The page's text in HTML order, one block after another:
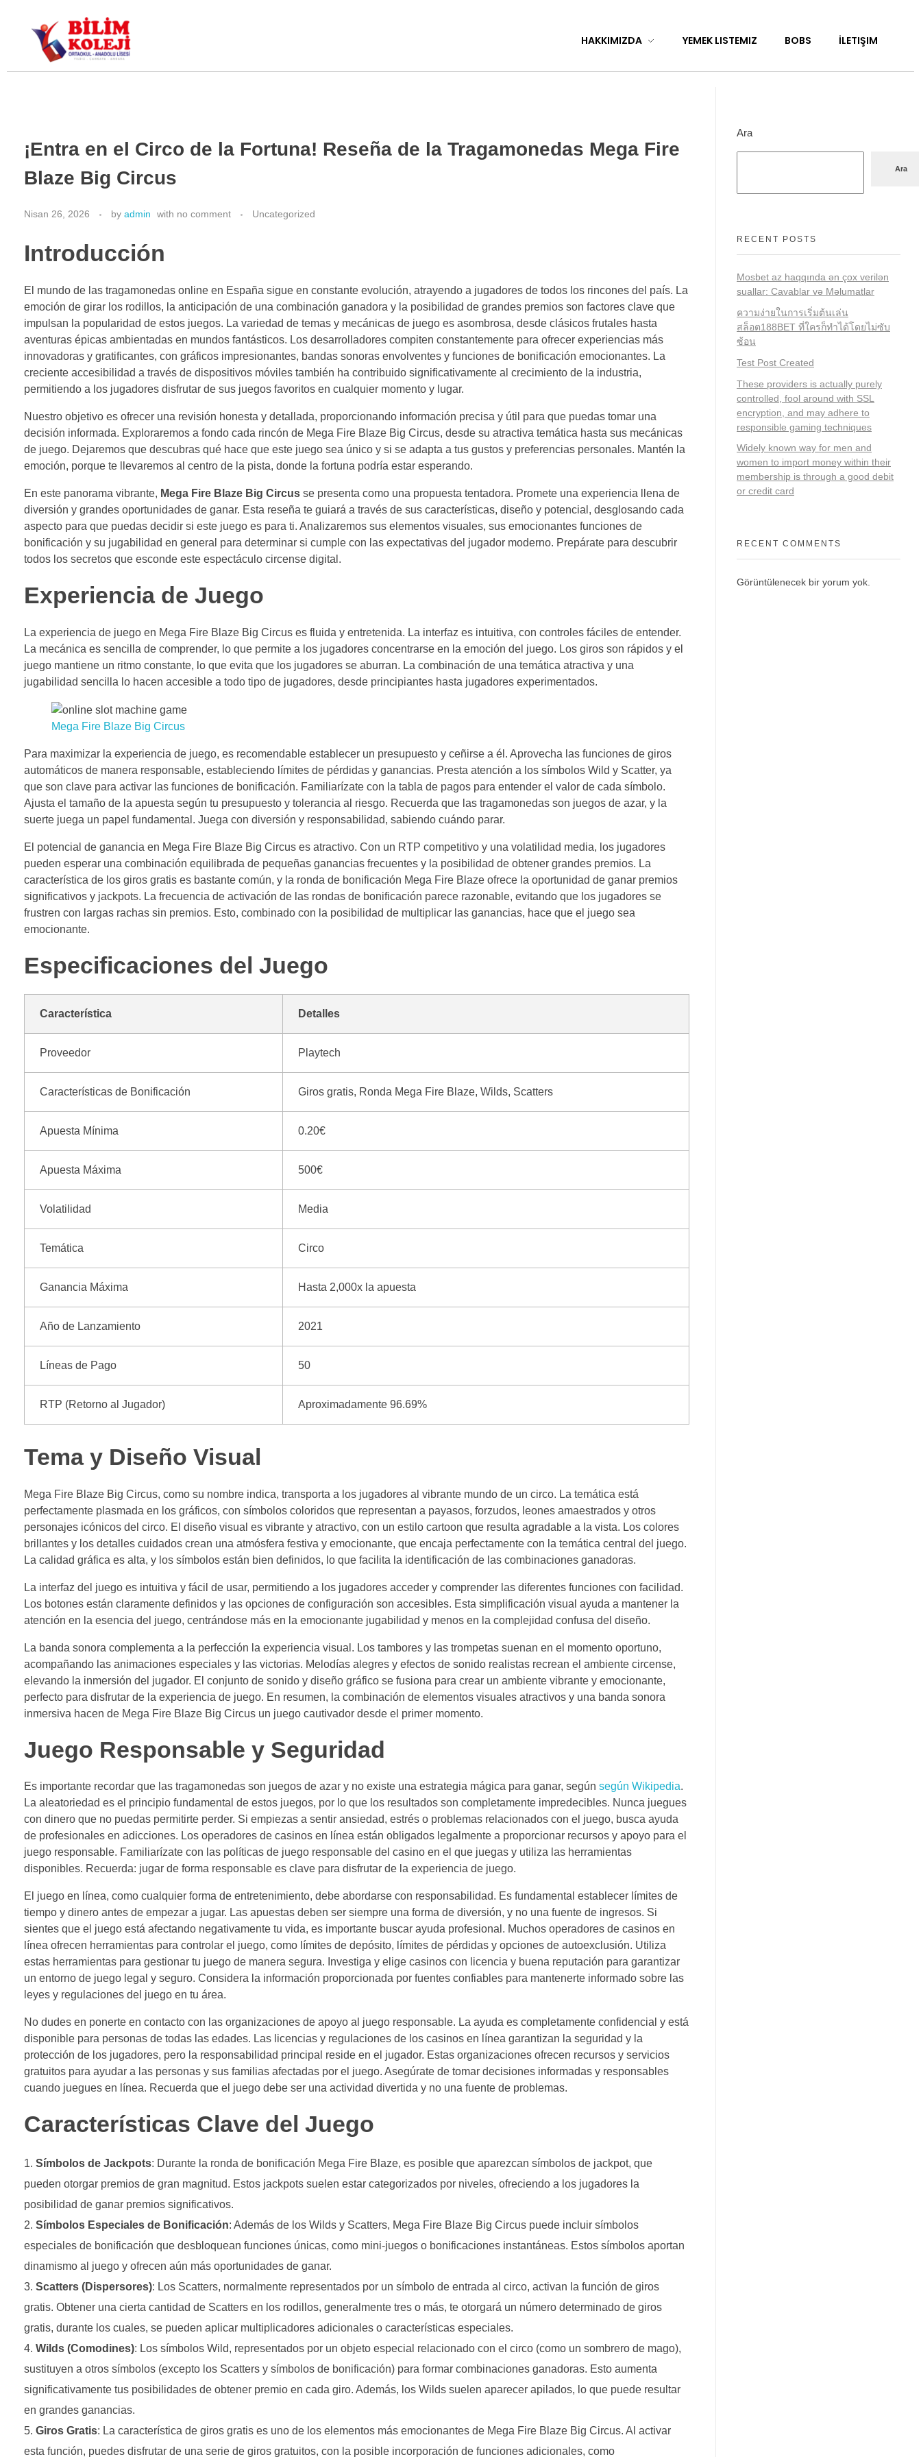
Bilim Koleji
HAKKIMIZDA YEMEK LISTEMIZ BOBS İLETIŞIM
¡Entra en el Circo de la Fortuna! Reseña de la Tragamonedas Mega Fire
Blaze Big Circus
Nisan 26, 2026 by admin with no comment Uncategorized
Introducción
El mundo de las tragamonedas online en España sigue en constante evolución, atrayendo a jugadores de todos los rincones del país. La
emoción de girar los rodillos, la anticipación de una combinación ganadora y la posibilidad de grandes premios son factores clave que
impulsan la popularidad de estos juegos. La variedad de temas y mecánicas de juego es asombrosa, desde clásicos frutales hasta
aventuras épicas ambientadas en mundos fantásticos. Los desarrolladores compiten constantemente para ofrecer experiencias más
innovadoras y gratificantes, con gráficos impresionantes, bandas sonoras envolventes y funciones de bonificación emocionantes. La
creciente accesibilidad a través de dispositivos móviles también ha contribuido significativamente al crecimiento de la industria,
permitiendo a los jugadores disfrutar de sus juegos favoritos en cualquier momento y lugar.
Nuestro objetivo es ofrecer una revisión honesta y detallada, proporcionando información precisa y útil para que puedas tomar una
decisión informada. Exploraremos a fondo cada rincón de Mega Fire Blaze Big Circus, desde su atractiva temática hasta sus mecánicas
de juego. Dejaremos que descubras qué hace que este juego sea único y si se adapta a tus gustos y preferencias personales. Mantén la
emoción, porque te llevaremos al centro de la pista, donde la fortuna podría estar esperando.
En este panorama vibrante, Mega Fire Blaze Big Circus se presenta como una propuesta tentadora. Promete una experiencia llena de
diversión y grandes oportunidades de ganar. Esta reseña te guiará a través de sus características, diseño y potencial, desglosando cada
aspecto para que puedas decidir si este juego es para ti. Analizaremos sus elementos visuales, sus emocionantes funciones de
bonificación y su jugabilidad en general para determinar si cumple con las expectativas del jugador moderno. Prepárate para descubrir
todos los secretos que esconde este espectáculo circense digital.
Experiencia de Juego
La experiencia de juego en Mega Fire Blaze Big Circus es fluida y entretenida. La interfaz es intuitiva, con controles fáciles de entender.
La mecánica es sencilla de comprender, lo que permite a los jugadores concentrarse en la emoción del juego. Los giros son rápidos y el
juego mantiene un ritmo constante, lo que evita que los jugadores se aburran. La combinación de una temática atractiva y una
jugabilidad sencilla lo hacen accesible a todo tipo de jugadores, desde principiantes hasta jugadores experimentados.
Mega Fire Blaze Big Circus
Para maximizar la experiencia de juego, es recomendable establecer un presupuesto y ceñirse a él. Aprovecha las funciones de giros
automáticos de manera responsable, estableciendo límites de pérdidas y ganancias. Presta atención a los símbolos Wild y Scatter, ya
que son clave para activar las funciones de bonificación. Familiarízate con la tabla de pagos para entender el valor de cada símbolo.
Ajusta el tamaño de la apuesta según tu presupuesto y tolerancia al riesgo. Recuerda que las tragamonedas son juegos de azar, y la
suerte juega un papel fundamental. Juega con diversión y responsabilidad, sabiendo cuándo parar.
El potencial de ganancia en Mega Fire Blaze Big Circus es atractivo. Con un RTP competitivo y una volatilidad media, los jugadores
pueden esperar una combinación equilibrada de pequeñas ganancias frecuentes y la posibilidad de obtener grandes premios. La
característica de los giros gratis es bastante común, y la ronda de bonificación Mega Fire Blaze ofrece la oportunidad de ganar premios
significativos y jackpots. La frecuencia de activación de las rondas de bonificación parece razonable, evitando que los jugadores se
frustren con largas rachas sin premios. Esto, combinado con la posibilidad de multiplicar las ganancias, hace que el juego sea
emocionante.
Especificaciones del Juego
Característica Detalles
Proveedor Playtech
Características de Bonificación Giros gratis, Ronda Mega Fire Blaze, Wilds, Scatters
Apuesta Mínima 0.20€
Apuesta Máxima 500€
Volatilidad Media
Temática Circo
Ganancia Máxima Hasta 2,000x la apuesta
Año de Lanzamiento 2021
Líneas de Pago 50
RTP (Retorno al Jugador) Aproximadamente 96.69%
Tema y Diseño Visual
Mega Fire Blaze Big Circus, como su nombre indica, transporta a los jugadores al vibrante mundo de un circo. La temática está
perfectamente plasmada en los gráficos, con símbolos coloridos que representan a payasos, forzudos, leones amaestrados y otros
personajes icónicos del circo. El diseño visual es vibrante y atractivo, con un estilo cartoon que resulta agradable a la vista. Los colores
brillantes y los detalles cuidados crean una atmósfera festiva y emocionante, que encaja perfectamente con la temática central del juego.
La calidad gráfica es alta, y los símbolos están bien definidos, lo que facilita la identificación de las combinaciones ganadoras.
La interfaz del juego es intuitiva y fácil de usar, permitiendo a los jugadores acceder y comprender las diferentes funciones con facilidad.
Los botones están claramente definidos y las opciones de configuración son accesibles. Esta simplificación visual ayuda a mantener la
atención en la esencia del juego, centrándose más en la emocionante jugabilidad y menos en la complejidad confusa del diseño.
La banda sonora complementa a la perfección la experiencia visual. Los tambores y las trompetas suenan en el momento oportuno,
acompañando las animaciones especiales y las victorias. Melodías alegres y efectos de sonido realistas recrean el ambiente circense,
elevando la inmersión del jugador. El conjunto de sonido y diseño gráfico se fusiona para crear un ambiente vibrante y emocionante,
perfecto para disfrutar de la experiencia de juego. En resumen, la combinación de elementos visuales atractivos y una banda sonora
inmersiva hacen de Mega Fire Blaze Big Circus un juego cautivador desde el primer momento.
Juego Responsable y Seguridad
Es importante recordar que las tragamonedas son juegos de azar y no existe una estrategia mágica para ganar, según según Wikipedia.
La aleatoriedad es el principio fundamental de estos juegos, por lo que los resultados son completamente impredecibles. Nunca juegues
con dinero que no puedas permitirte perder. Si empiezas a sentir ansiedad, estrés o problemas relacionados con el juego, busca ayuda
de profesionales en adicciones. Los operadores de casinos en línea están obligados legalmente a proporcionar recursos y apoyo para el
juego responsable. Familiarízate con las políticas de juego responsable del casino en el que juegas y utiliza las herramientas
disponibles. Recuerda: jugar de forma responsable es clave para disfrutar de la experiencia de juego.
El juego en línea, como cualquier forma de entretenimiento, debe abordarse con responsabilidad. Es fundamental establecer límites de
tiempo y dinero antes de empezar a jugar. Las apuestas deben ser siempre una forma de diversión, y no una fuente de ingresos. Si
sientes que el juego está afectando negativamente tu vida, es importante buscar ayuda profesional. Muchos operadores de casinos en
línea ofrecen herramientas para controlar el juego, como límites de depósito, límites de pérdidas y opciones de autoexclusión. Utiliza
estas herramientas para gestionar tu juego de manera segura. Investiga y elige casinos con licencia y buena reputación para garantizar
un entorno de juego legal y seguro. Considera la información proporcionada por fuentes confiables para mantenerte informado sobre las
leyes y regulaciones del juego en tu área.
No dudes en ponerte en contacto con las organizaciones de apoyo al juego responsable. La ayuda es completamente confidencial y está
disponible para personas de todas las edades. Las licencias y regulaciones de los casinos en línea garantizan la seguridad y la
protección de los jugadores, pero la responsabilidad principal reside en el jugador. Estas organizaciones ofrecen recursos y servicios
gratuitos para ayudar a las personas y sus familias afectadas por el juego. Asegúrate de tomar decisiones informadas y responsables
cuando juegues en línea. Recuerda que el juego debe ser una actividad divertida y no una fuente de problemas.
Características Clave del Juego
Símbolos de Jackpots: Durante la ronda de bonificación Mega Fire Blaze, es posible que aparezcan símbolos de jackpot, que
pueden otorgar premios de gran magnitud. Estos jackpots suelen estar categorizados por niveles, ofreciendo a los jugadores la
posibilidad de ganar premios significativos.
Símbolos Especiales de Bonificación: Además de los Wilds y Scatters, Mega Fire Blaze Big Circus puede incluir símbolos
especiales de bonificación que desbloquean funciones únicas, como mini-juegos o bonificaciones instantáneas. Estos símbolos aportan
dinamismo al juego y ofrecen aún más oportunidades de ganar.
Scatters (Dispersores): Los Scatters, normalmente representados por un símbolo de entrada al circo, activan la función de giros
gratis. Obtener una cierta cantidad de Scatters en los rodillos, generalmente tres o más, te otorgará un número determinado de giros
gratis, durante los cuales, se pueden aplicar multiplicadores adicionales o características especiales.
Wilds (Comodines): Los símbolos Wild, representados por un objeto especial relacionado con el circo (como un sombrero de mago),
sustituyen a otros símbolos (excepto los Scatters y símbolos de bonificación) para formar combinaciones ganadoras. Esto aumenta
significativamente tus posibilidades de obtener premio en cada giro. Además, los Wilds suelen aparecer apilados, lo que puede resultar
en grandes ganancias.
Giros Gratis: La característica de giros gratis es uno de los elementos más emocionantes de Mega Fire Blaze Big Circus. Al activar
esta función, puedes disfrutar de una serie de giros gratuitos, con la posible incorporación de funciones adicionales, como
Ara
Ara
RECENT POSTS
Mosbet az haqqında ən çox verilən
suallar: Cavablar və Məlumatlar
ความง่ายในการเริ่มต้นเล่น
สล็อต188BET ที่ใครก็ทำได้โดยไม่ซับ
ซ้อน
Test Post Created
These providers is actually purely
controlled, fool around with SSL
encryption, and may adhere to
responsible gaming techniques
Widely known way for men and
women to import money within their
membership is through a good debit
or credit card
RECENT COMMENTS
Görüntülenecek bir yorum yok.